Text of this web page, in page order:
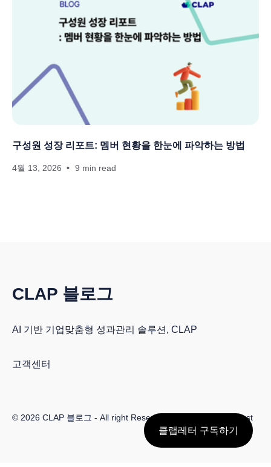
구성원 성장 리포트: 멤버 현황을 한눈에 파악하는 방법
4월 13, 2026 9 min read
CLAP 블로그
AI 기반 기업맞춤형 성과관리 솔루션, CLAP
고객센터
© 2026 CLAP 블로그 - All right Reserved. Published with Ghost
클랩레터 구독하기